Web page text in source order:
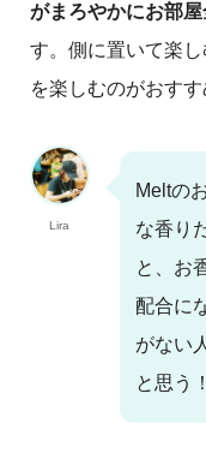
がまろやかにお部
す。側に置いて楽
を楽しむのがおすす
Lira
Meltの
な香り
と、お
配合に
がない
と思う！